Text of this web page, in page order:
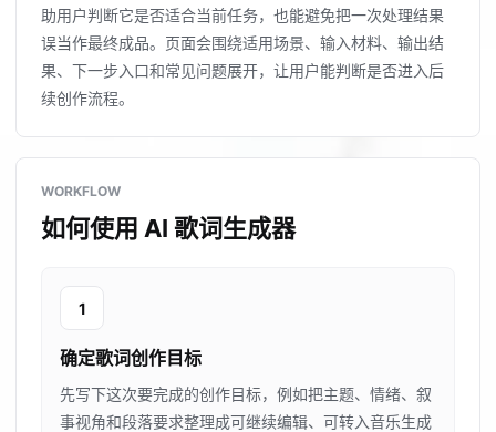
助用户判断它是否适合当前任务，也能避免把一次处理结果
误当作最终成品。页面会围绕适用场景、输入材料、输出结
果、下一步入口和常见问题展开，让用户能判断是否进入后
续创作流程。
WORKFLOW
如何使用 AI 歌词生成器
1
确定歌词创作目标
先写下这次要完成的创作目标，例如把主题、情绪、叙
事视角和段落要求整理成可继续编辑、可转入音乐生成